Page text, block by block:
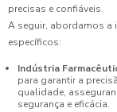
precisas e confiáveis.
A seguir, abordamos a
específicos:
Indústria
para garantir a
qualidade,
segurança e eficácia.